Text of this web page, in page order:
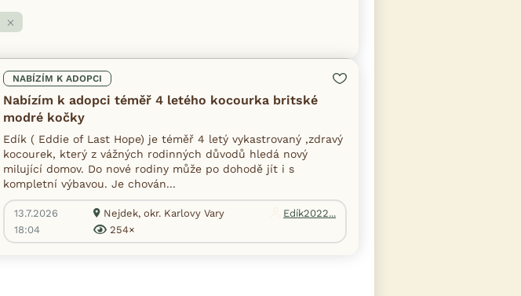
NABÍZÍM K ADOPCI
Nabízím k adopci téměř 4 letého kocourka britské
modré kočky
Edík ( Eddie of Last Hope) je téměř 4 letý vykastrovaný ,zdravý
kocourek, který z vážných rodinných důvodů hledá nový
milující domov. Do nové rodiny může po dohodě jít i s
kompletní výbavou. Je chován...
13.7.2026
18:04
Nejdek, okr. Karlovy Vary
Edík2022...
254×